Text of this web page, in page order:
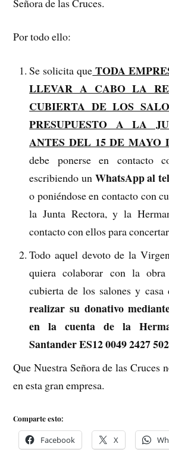
Por todo ello:
Se solicita que TODA
LLEVAR A CABO LA
CUBIERTA DE LOS
PRESUPUESTO A LA
ANTES DEL 15 DE MAYO
debe ponerse en contacto
escribiendo un WhatsApp al
o poniéndose en contacto con
la Junta Rectora, y la
contacto con ellos para
Todo aquel devoto de la
quiera colaborar con la
cubierta de los salones y casa
realizar su donativo
en la cuenta de la
Santander ES12 0049 2427
Que Nuestra Señora de las Cruces
en esta gran empresa.
Comparte esto:
Facebook X